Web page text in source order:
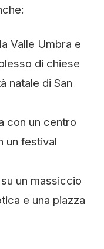
Valle Umbra e
di chiese
natale di San
con un centro
un festival
un massiccio
e una piazza